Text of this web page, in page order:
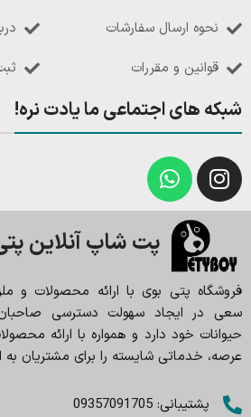
نحوه ارسال سفارشات
قوانین و مقررات
شبکه های اجتماعی ما یادت نره!
پت شاپ آنلاین
فروشگاه پتی بوی با ارائه محصولات و
سعی در ایجاد سهولت دسترسی صاحبان
حیوانات خود دارد و همواره با ارائه
عرصه، خدماتی شایسته را برای مشتریان به
پشتیبانی: 09357091705